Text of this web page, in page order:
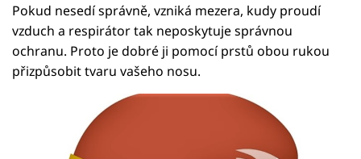
Pokud nesedí správně, vzniká mezera, kudy proudí
vzduch a respirátor tak neposkytuje správnou
ochranu. Proto je dobré ji pomocí prstů obou rukou
přizpůsobit tvaru vašeho nosu.